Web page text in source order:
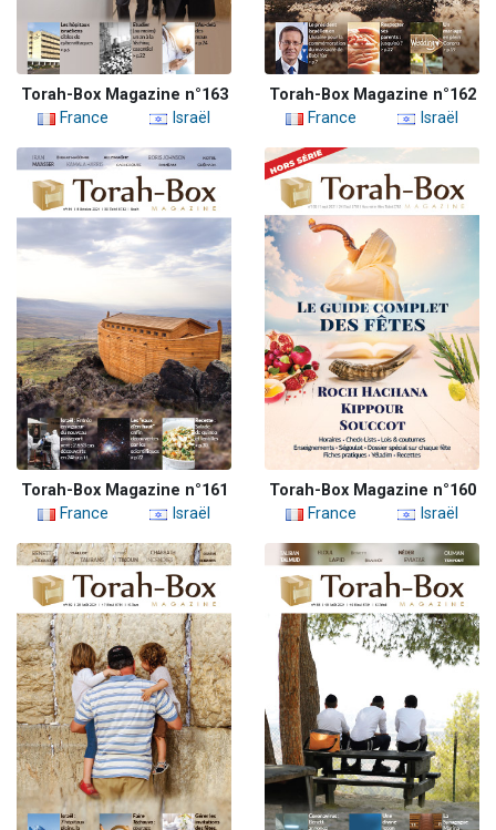
Torah-Box Magazine n°163
France
Israël
Torah-Box Magazine n°162
France
Israël
Torah-Box Magazine n°161
France
Israël
Torah-Box Magazine n°160
France
Israël